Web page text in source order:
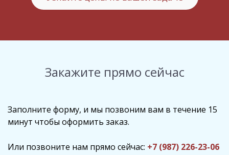
Закажите прямо сейчас
Заполните форму, и мы позвоним вам в течение 15
минут чтобы оформить заказ.
Или позвоните нам прямо сейчас: +7 (987) 226-23-06